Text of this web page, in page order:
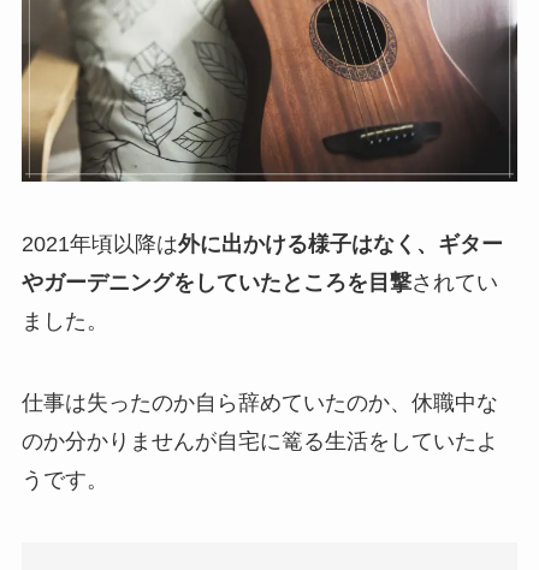
2021年頃以降は外に出かける様子はなく、ギター
やガーデニングをしていたところを目撃されてい
ました。
仕事は失ったのか自ら辞めていたのか、休職中な
のか分かりませんが自宅に篭る生活をしていたよ
うです。